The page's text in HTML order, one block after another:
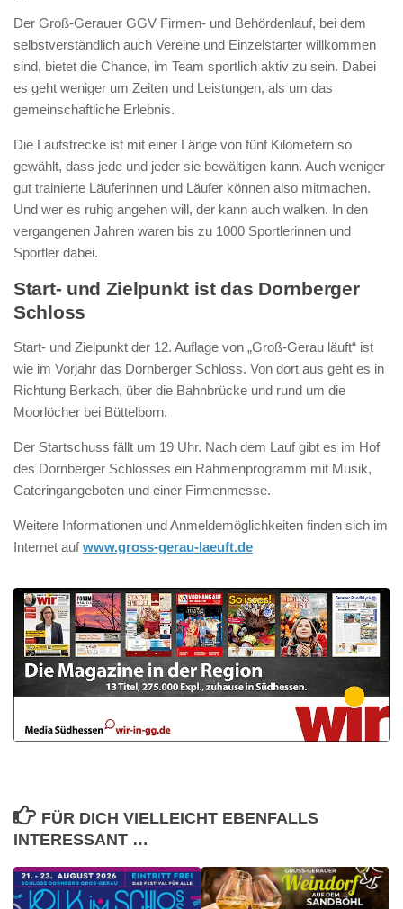
Der Groß-Gerauer GGV Firmen- und Behördenlauf, bei dem
selbstverständlich auch Vereine und Einzelstarter willkommen
sind, bietet die Chance, im Team sportlich aktiv zu sein. Dabei
es geht weniger um Zeiten und Leistungen, als um das
gemeinschaftliche Erlebnis.
Die Laufstrecke ist mit einer Länge von fünf Kilometern so
gewählt, dass jede und jeder sie bewältigen kann. Auch weniger
gut trainierte Läuferinnen und Läufer können also mitmachen.
Und wer es ruhig angehen will, der kann auch walken. In den
vergangenen Jahren waren bis zu 1000 Sportlerinnen und
Sportler dabei.
Start- und Zielpunkt ist das Dornberger
Schloss
Start- und Zielpunkt der 12. Auflage von „Groß-Gerau läuft“ ist
wie im Vorjahr das Dornberger Schloss. Von dort aus geht es in
Richtung Berkach, über die Bahnbrücke und rund um die
Moorlöcher bei Büttelborn.
Der Startschuss fällt um 19 Uhr. Nach dem Lauf gibt es im Hof
des Dornberger Schlosses ein Rahmenprogramm mit Musik,
Cateringangeboten und einer Firmenmesse.
Weitere Informationen und Anmeldemöglichkeiten finden sich im
Internet aufwww.gross-gerau-laeuft.de
FÜR DICH VIELLEICHT EBENFALLS
INTERESSANT …